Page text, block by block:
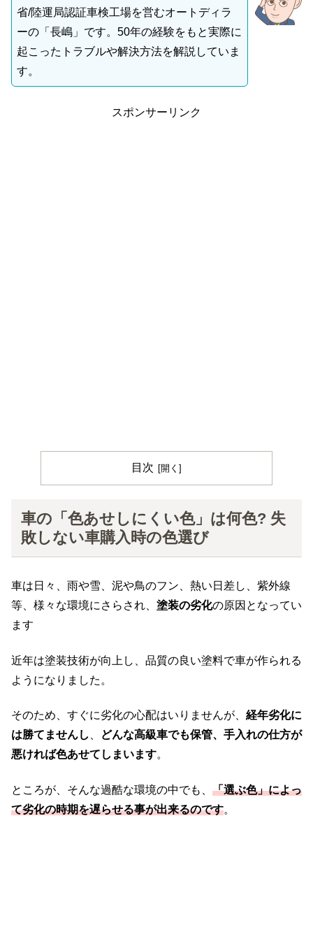
省/陸運局認証車検工場を営むオートディラ
ーの「長嶋」です。50年の経験をもと実際に
起こったトラブルや解決方法を解説していま
す。
スポンサーリンク
目次
車の「色あせしにくい色」は何色? 失
敗しない車購入時の色選び
車は日々、雨や雪、泥や鳥のフン、熱い日差し、紫外線
等、様々な環境にさらされ、 塗装の劣化の原因となってい
ます
近年は塗装技術が向上し、品質の良い塗料で車が作られる
ようになりました。
そのため、すぐに劣化の心配はいりませんが、 経年劣化に
は勝てませんし
どんな高級車でも保管、手入れの仕方が
悪ければ色あせてしまいます。
ところが、そんな過酷な環境の中でも、 「選ぶ色」によっ
て劣化の時期を遅らせる事が出来るのです。